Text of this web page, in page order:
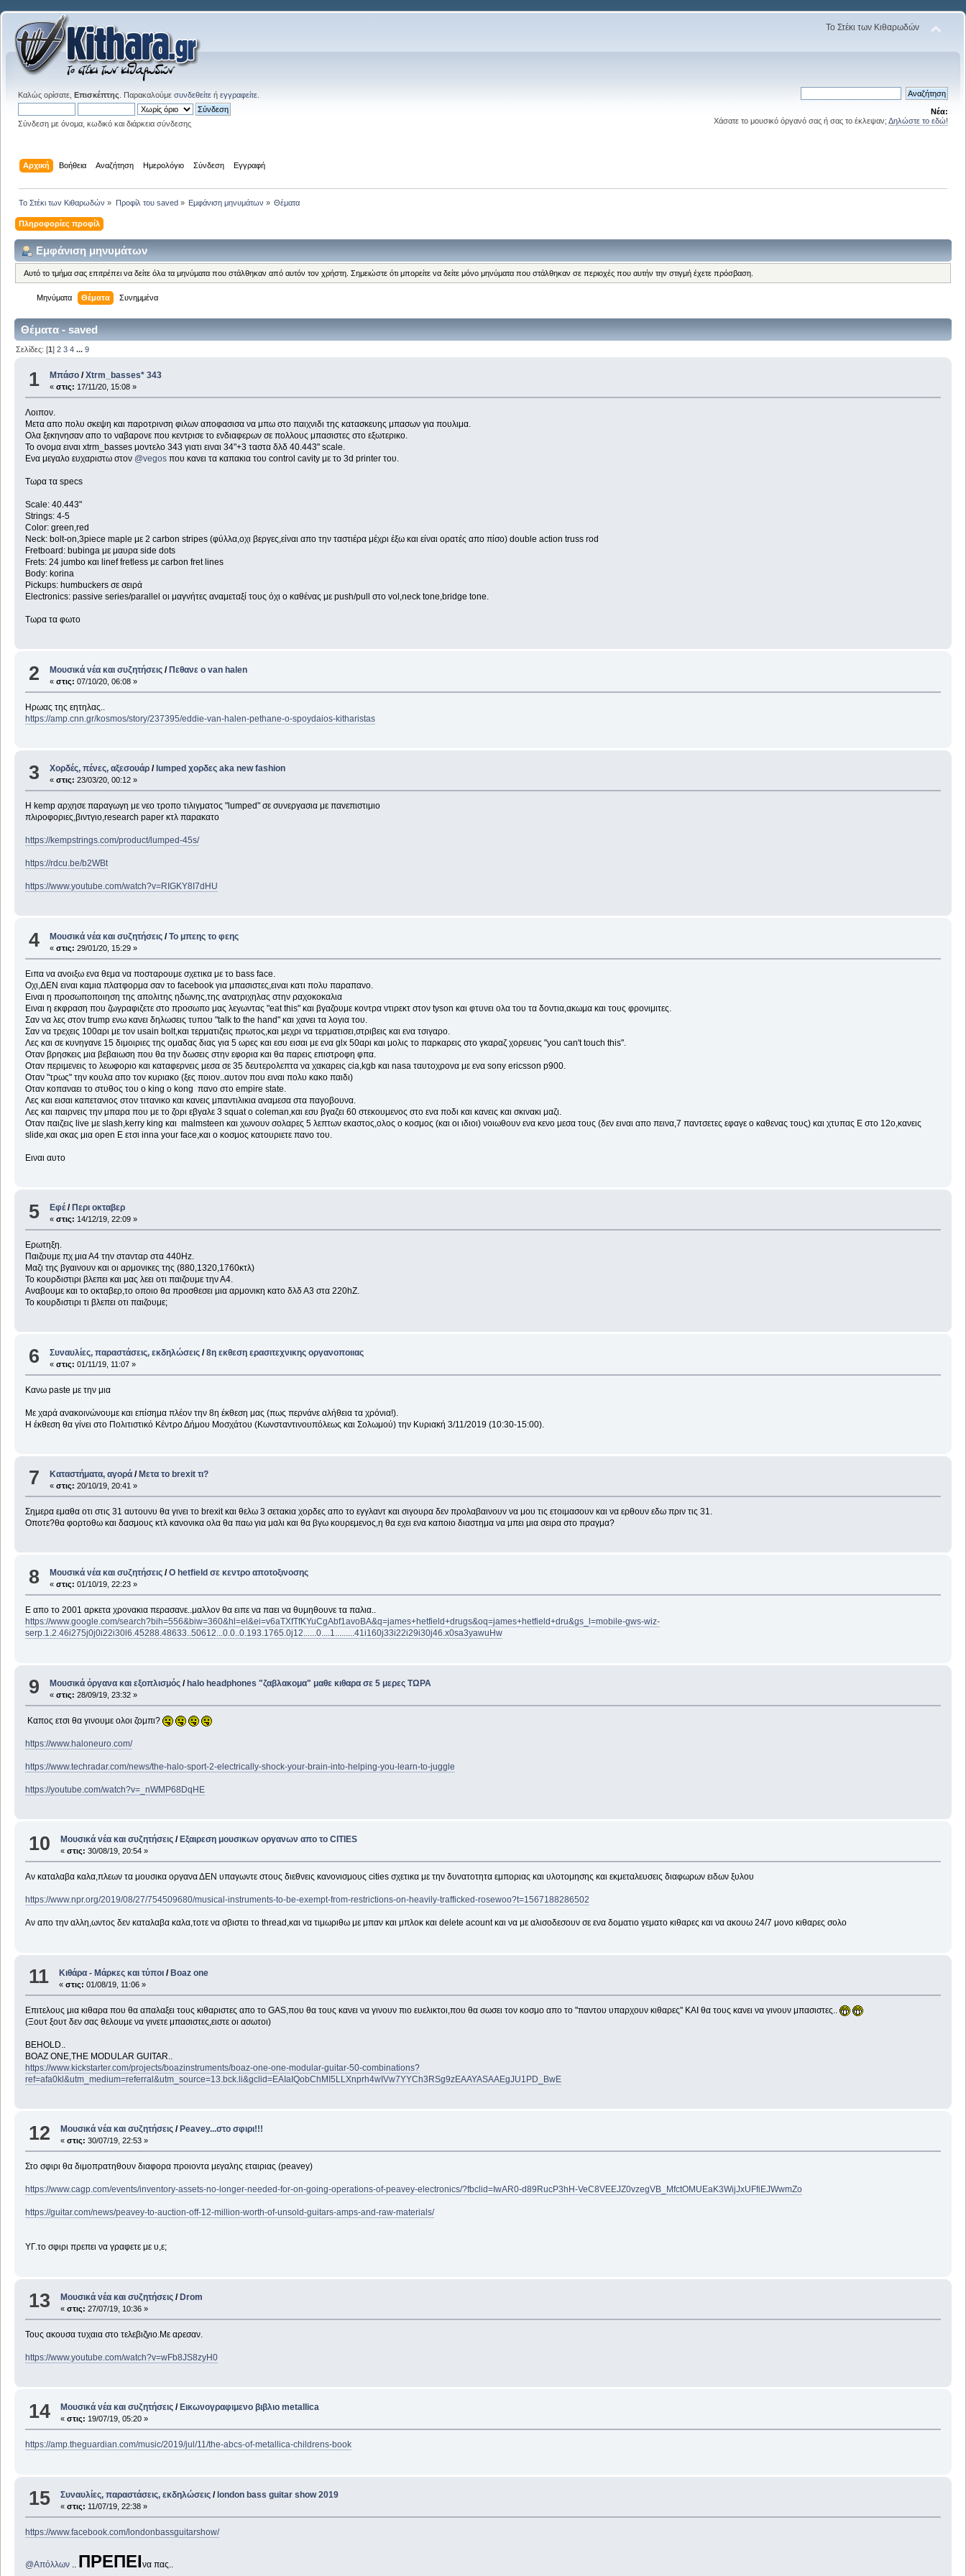
Το Στέκι των Κιθαρωδών
Καλώς ορίσατε, Επισκέπτης . Παρακαλούμε συνδεθείτε ή εγγραφείτε
Σύνδεση με όνομα, κωδικό και διάρκεια σύνδεσης
Νέα:
Χάσατε το μουσικό όργανό σας ή σας το έκλεψαν; Δηλώστε το εδώ!
Αρχική Βοήθεια Αναζήτηση Ημερολόγιο Σύνδεση Εγγραφή
Το Στέκι των Κιθαρωδών » Προφίλ του saved» Εμφάνιση μηνυμάτων » Θέματα
Πληροφορίες προφίλ
Εμφάνιση μηνυμάτων
Αυτό το τμήμα σας επιτρέπει να δείτε όλα τα μηνύματα που στάλθηκαν από αυτόν τον χρήστη. Σημειώστε ότι μπορείτε να δείτε μόνο μηνύματα που στάλθηκαν σε περιοχές που αυτήν την στιγμή έχετε πρόσβαση.
Μηνύματα Θέματα Συνημμένα
Θέματα - saved
Σελίδες: [1]2 3 4 ...9
1 Μπάσο /Xtrm_basses* 343
«στις: 17/11/20, 15:08 »
Λοιπον.
Μετα απο πολυ σκεψη και παροτρινση φιλων αποφασισα να μπω στο παιχνιδι της κατασκευης μπασων για πουλιμα.
Ολα ξεκηνησαν απο το ναβαρονε που κεντρισε το ενδιαφερων σε πολλους μπασιστες στο εξωτερικο.
Το ονομα ειναι xtrm_basses μοντελο 343 γιατι ειναι 34"+3 ταστα δλδ 40.443" scale.
Ενα μεγαλο ευχαριστω στον @vegosπου κανει τα καπακια του control cavity με το 3d printer του.
Τωρα τα specs
Scale: 40.443"
Strings: 4-5
Color: green,red
Neck: bolt-on,3piece maple με 2 carbon stripes (φύλλα,οχι βεργες,είναι απο την ταστιέρα μέχρι έξω και είναι ορατές απο πίσο) double action truss rod
Fretboard: bubinga με μαυρα side dots
Frets: 24 jumbo και linef fretless με carbon fret lines
Body: korina
Pickups: humbuckers σε σειρά
Electronics: passive series/parallel οι μαγνήτες αναμεταξί τους όχι ο καθένας με push/pull στο vol,neck tone,bridge tone.
Τωρα τα φωτο
2 Μουσικά νέα και συζητήσεις /Πεθανε ο van halen
«στις: 07/10/20, 06:08 »
Ηρωας της εητηλας..
https://amp.cnn.gr/kosmos/story/237395/eddie-van-halen-pethane-o-spoydaios-kitharistas
3 Χορδές, πένες, αξεσουάρ / lumped χορδες aka new fashion
«στις: 23/03/20, 00:12 »
Η kemp αρχησε παραγωγη με νεο τροπο τιλιγματος "lumped" σε συνεργασια με πανεπιστιμιο
πλιροφοριες,βιντγιο,research paper κτλ παρακατο
https://kempstrings.com/product/lumped-45s/
https://rdcu.be/b2WBt
https://www.youtube.com/watch?v=RIGKY8I7dHU
4 Μουσικά νέα και συζητήσεις /Το μπεης το φεης
«στις: 29/01/20, 15:29 »
Ειπα να ανοιξω ενα θεμα να ποσταρουμε σχετικα με το bass face.
Οχι,ΔΕΝ ειναι καμια πλατφορμα σαν το facebook για μπασιστες,ειναι κατι πολυ παραπανο.
Ειναι η προσωποποιηση της απολιτης ηδωνης,της ανατριχηλας στην ραχοκοκαλια
Ειναι η εκφραση που ζωγραφιζετε στο προσωπο μας λεγωντας "eat this" και βγαζουμε κοντρα ντιρεκτ στον tyson και φτυνει ολα του τα δοντια,ακωμα και τους φρονιμιτες.
Σαν να λες στον trump ενω κανει δηλωσεις τυπου "talk to the hand" και χανει τα λογια του.
Σαν να τρεχεις 100αρι με τον usain bolt,και τερματιζεις πρωτος,και μεχρι να τερματισει,στριβεις και ενα τσιγαρο.
Λες και σε κυνηγανε 15 διμοιριες της ομαδας διας για 5 ωρες και εσυ εισαι με ενα glx 50αρι και μολις το παρκαρεις στο γκαραζ χορευεις "you can't touch this".
Οταν βρησκεις μια βεβαιωση που θα την δωσεις στην εφορια και θα παρεις επιστροφη φπα.
Oταν περιμενεις το λεωφοριο και καταφερνεις μεσα σε 35 δευτερολεπτα να χακαρεις cia,kgb και nasa ταυτοχρονα με ενα sony ericsson p900.
Οταν "τρως" την κουλα απο τον κυριακο (ξες ποιον..αυτον που ειναι πολυ κακο παιδι)
Οταν κοπαναει το στυθος του ο king o kong πανο στο empire state.
Λες και εισαι καπετανιος στον τιτανικο και κανεις μπαντιλικια αναμεσα στα παγοβουνα.
Λες και παιρνεις την μπαρα που με το ζορι εβγαλε 3 squat o coleman,και εσυ βγαζει 60 στεκουμενος στο ενα ποδι και κανεις και σκινακι μαζι.
Οταν παιζεις live με slash,kerry king και malmsteen και χωνουν σολαρες 5 λεπτων εκαστος,ολος ο κοσμος (και οι ιδιοι) νοιωθουν ενα κενο μεσα τους (δεν ειναι απο πεινα,7 παντσετες εφαγε ο καθενας τους) και χτυπας Ε στο 12ο,κανεις
slide,και σκας μια open E ετσι inna your face,και ο κοσμος κατουριετε πανο του.
Ειναι αυτο
5 Εφέ/ Περι οκταβερ
«στις: 14/12/19, 22:09 »
Ερωτηξη.
Παιζουμε πχ μια Α4 την στανταρ στα 440Hz.
Μαζι της βγαινουν και οι αρμονικες της (880,1320,1760κτλ)
Το κουρδιστιρι βλεπει και μας λεει οτι παιζουμε την Α4.
Αναβουμε και το οκταβερ,το οποιο θα προσθεσει μια αρμονικη κατο δλδ Α3 στα 220hZ.
Το κουρδιστιρι τι βλεπει οτι παιζουμε;
6 Συναυλίες, παραστάσεις, εκδηλώσεις /8η εκθεση ερασιτεχνικης οργανοποιιας
«στις: 01/11/19, 11:07 »
Κανω paste με την μια
Με χαρά ανακοινώνουμε και επίσημα πλέον την 8η έκθεση μας (πως περνάνε αλήθεια τα χρόνια!).
Η έκθεση θα γίνει στο Πολιτιστικό Κέντρο Δήμου Μοσχάτου (Κωνσταντινουπόλεως και Σολωμού) την Κυριακή 3/11/2019 (10:30-15:00).
7 Καταστήματα, αγορά / Μετα το brexit τι?
«στις: 20/10/19, 20:41 »
Σημερα εμαθα οτι στις 31 αυτουνυ θα γινει το brexit και θελω 3 σετακια χορδες απο το εγγλαντ και σιγουρα δεν προλαβαινουν να μου τις ετοιμασουν και να ερθουν εδω πριν τις 31.
Οποτε?θα φορτοθω και δασμους κτλ κανονικα ολα θα παω για μαλι και θα βγω κουρεμενος,η θα εχει ενα καποιο διαστημα να μπει μια σειρα στο πραγμα?
8 Μουσικά νέα και συζητήσεις /O hetfield σε κεντρο αποτοξινοσης
«στις: 01/10/19, 22:23 »
Ε απο το 2001 αρκετα χρονακια περασανε..μαλλον θα ειπε να παει να θυμηθουνε τα παλια..
https://www.google.com/search?bih=556&biw=360&hl=el&ei=v6aTXfTfKYuCgAbf1avoBA&q=james+hetfield+drugs&oq=james+hetfield+dru&gs_l=mobile-gws-wiz-
serp.1.2.46i275j0j0i22i30l6.45288.48633..50612...0.0..0.193.1765.0j12......0....1.........41i160j33i22i29i30j46.x0sa3yawuHw
9 Μουσικά όργανα και εξοπλισμός / halo headphones "ζαβλακομα" μαθε κιθαρα σε 5 μερες ΤΩΡΑ
«στις: 28/09/19, 23:32 »
Καπος ετσι θα γινουμε ολοι ζομπι?
https://www.haloneuro.com/
https://www.techradar.com/news/the-halo-sport-2-electrically-shock-your-brain-into-helping-you-learn-to-juggle
https://youtube.com/watch?v=_nWMP68DqHE
10 Μουσικά νέα και συζητήσεις / Εξαιρεση μουσικων οργανων απο το CITIES
«στις: 30/08/19, 20:54 »
Αν καταλαβα καλα,πλεων τα μουσικα οργανα ΔΕΝ υπαγωντε στους διεθνεις κανονισμους cities σχετικα με την δυνατοτητα εμποριας και υλοτομησης και εκμεταλευσεις διαφωρων ειδων ξυλου
https://www.npr.org/2019/08/27/754509680/musical-instruments-to-be-exempt-from-restrictions-on-heavily-trafficked-rosewoo?t=1567188286502
Αν απο την αλλη,ωντος δεν καταλαβα καλα,τοτε να σβιστει το thread,και να τιμωριθω με μπαν και μπλοκ και delete acount και να με αλισοδεσουν σε ενα δοματιο γεματο κιθαρες και να ακουω 24/7 μονο κιθαρες σολο
11 Κιθάρα - Μάρκες και τύποι /Boaz one
«στις: 01/08/19, 11:06 »
Επιτελους μια κιθαρα που θα απαλαξει τους κιθαριστες απο το GAS,που θα τους κανει να γινουν πιο ευελικτοι,που θα σωσει τον κοσμο απο το "παντου υπαρχουν κιθαρες" ΚΑΙ θα τους κανει να γινουν μπασιστες..
(Ξουτ ξουτ δεν σας θελουμε να γινετε μπασιστες,ειστε οι ασωτοι)
BEHOLD..
BOAZ ONE,THE MODULAR GUITAR..
https://www.kickstarter.com/projects/boazinstruments/boaz-one-one-modular-guitar-50-combinations?
ref=afa0kl&utm_medium=referral&utm_source=13.bck.li&gclid=EAIaIQobChMI5LLXnprh4wIVw7YYCh3RSg9zEAAYASAAEgJU1PD_BwE
12 Μουσικά νέα και συζητήσεις / Peavey...στο σφιρι!!!
«στις: 30/07/19, 22:53 »
Στο σφιρι θα διμοπρατηθουν διαφορα προιοντα μεγαλης εταιριας (peavey)
https://www.cagp.com/events/inventory-assets-no-longer-needed-for-on-going-operations-of-peavey-electronics/?fbclid=IwAR0-d89RucP3hH-VeC8VEEJZ0vzegVB_MfctOMUEaK3WijJxUFfiEJWwmZo
https://guitar.com/news/peavey-to-auction-off-12-million-worth-of-unsold-guitars-amps-and-raw-materials/
ΥΓ.το σφιρι πρεπει να γραφετε με υ,ε;
13 Μουσικά νέα και συζητήσεις /Drom
«στις: 27/07/19, 10:36 »
Τους ακουσα τυχαια στο τελεβιζγιο.Με αρεσαν.
https://www.youtube.com/watch?v=wFb8JS8zyH0
14 Μουσικά νέα και συζητήσεις / Εικωνογραφιμενο βιβλιο metallica
«στις: 19/07/19, 05:20 »
https://amp.theguardian.com/music/2019/jul/11/the-abcs-of-metallica-childrens-book
15 Συναυλίες, παραστάσεις, εκδηλώσεις /london bass guitar show 2019
«στις: 11/07/19, 22:38 »
https://www.facebook.com/londonbassguitarshow/
@Απόλλων.. ΠΡΕΠΕΙνα πας..